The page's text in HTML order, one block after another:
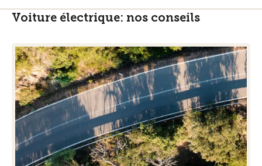
Voiture électrique: nos conseils